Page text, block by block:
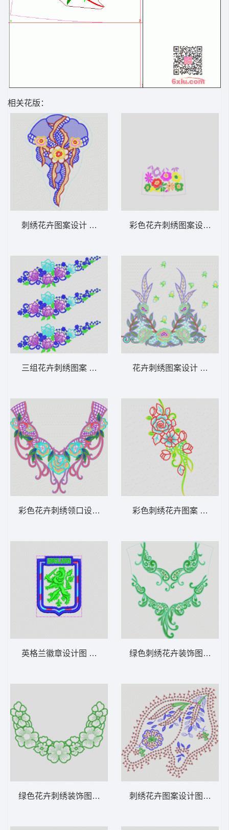
相关花版：
刺绣花卉图案设计 肩花
三组花卉刺绣图案 单花条烫
彩色花卉刺绣领口设计 衣领烫
英格兰徽章设计图 狮标
绿色花卉刺绣装饰图案 衣领
彩色花卉刺绣图案设计 衣
花卉刺绣图案设计 烫花条
彩色刺绣花卉图案 烫花条
绿色刺绣花卉装饰图案 衣
刺绣花卉图案设计图 亮片